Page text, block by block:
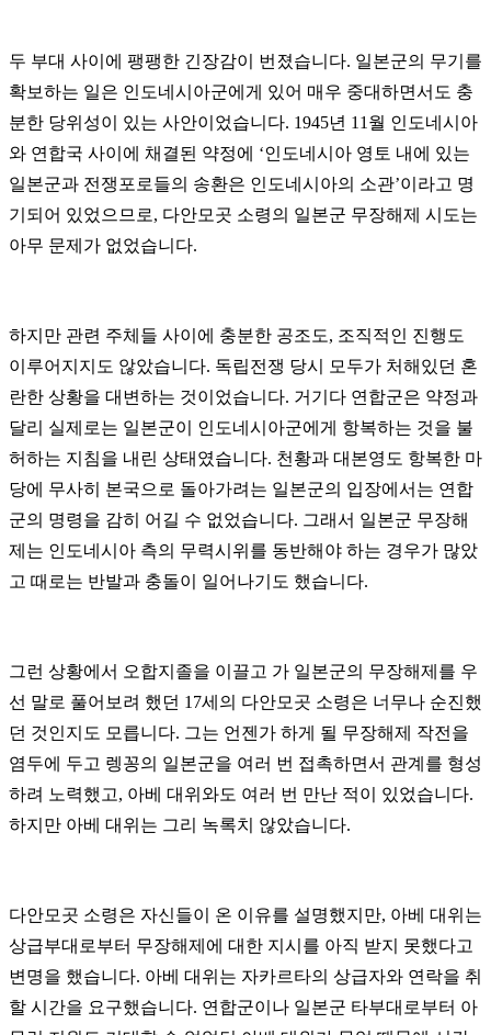
두 부대 사이에 팽팽한 긴장감이 번졌습니다. 일본군의 무기를
확보하는 일은 인도네시아군에게 있어 매우 중대하면서도 충
분한 당위성이 있는 사안이었습니다. 1945년 11월 인도네시아
와 연합국 사이에 채결된 약정에 ‘인도네시아 영토 내에 있는
일본군과 전쟁포로들의 송환은 인도네시아의 소관’이라고 명
기되어 있었으므로, 다안모곳 소령의 일본군 무장해제 시도는
아무 문제가 없었습니다.
하지만 관련 주체들 사이에 충분한 공조도, 조직적인 진행도
이루어지지도 않았습니다. 독립전쟁 당시 모두가 처해있던 혼
란한 상황을 대변하는 것이었습니다. 거기다 연합군은 약정과
달리 실제로는 일본군이 인도네시아군에게 항복하는 것을 불
허하는 지침을 내린 상태였습니다. 천황과 대본영도 항복한 마
당에 무사히 본국으로 돌아가려는 일본군의 입장에서는 연합
군의 명령을 감히 어길 수 없었습니다. 그래서 일본군 무장해
제는 인도네시아 측의 무력시위를 동반해야 하는 경우가 많았
고 때로는 반발과 충돌이 일어나기도 했습니다.
그런 상황에서 오합지졸을 이끌고 가 일본군의 무장해제를 우
선 말로 풀어보려 했던 17세의 다안모곳 소령은 너무나 순진했
던 것인지도 모릅니다. 그는 언젠가 하게 될 무장해제 작전을
염두에 두고 렝꽁의 일본군을 여러 번 접촉하면서 관계를 형성
하려 노력했고, 아베 대위와도 여러 번 만난 적이 있었습니다.
하지만 아베 대위는 그리 녹록치 않았습니다.
다안모곳 소령은 자신들이 온 이유를 설명했지만, 아베 대위는
상급부대로부터 무장해제에 대한 지시를 아직 받지 못했다고
변명을 했습니다. 아베 대위는 자카르타의 상급자와 연락을 취
할 시간을 요구했습니다. 연합군이나 일본군 타부대로부터 아